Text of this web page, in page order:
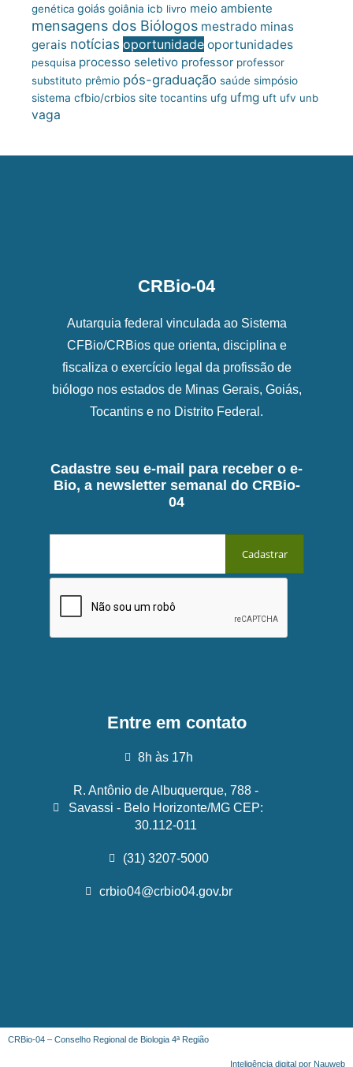
genética goiás goiânia icb livro meio ambiente
mensagens dos Biólogos mestrado minas
gerais notícias oportunidade oportunidades
pesquisa processo seletivo professor professor
substituto prêmio pós-graduação saúde simpósio
sistema cfbio/crbios site tocantins ufg ufmg uft ufv unb
vaga
CRBio-04
Autarquia federal vinculada ao Sistema
CFBio/CRBios que orienta, disciplina e
fiscaliza o exercício legal da profissão de
biólogo nos estados de Minas Gerais, Goiás,
Tocantins e no Distrito Federal.
Cadastre seu e-mail para receber o e-
Bio, a newsletter semanal do CRBio-
04
Entre em contato
8h às 17h
R. Antônio de Albuquerque, 788 -
Savassi - Belo Horizonte/MG CEP:
30.112-011
(31) 3207-5000
crbio04@crbio04.gov.br
CRBio-04 – Conselho Regional de Biologia 4ª Região
Inteligência digital por Nauweb